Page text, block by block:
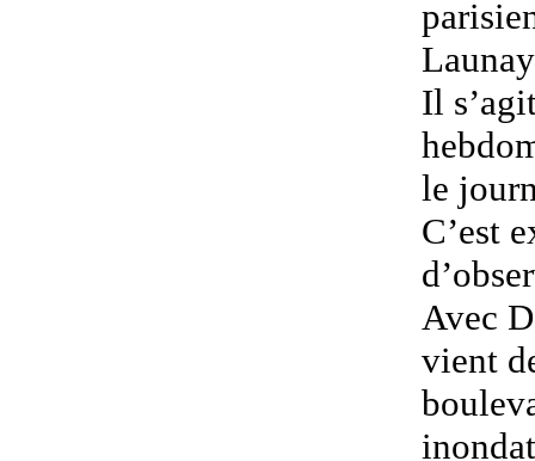
Il
le
C’est
Avec
vient